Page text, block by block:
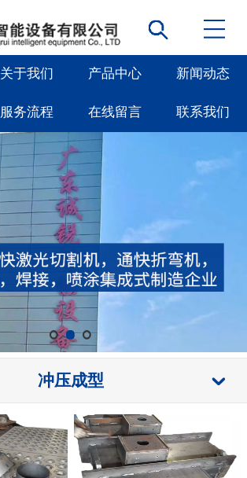
关于我们 产品中心 新闻动态
服务流程 在线留言 联系我们
冲压成型